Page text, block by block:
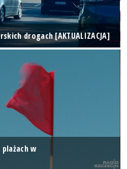
drogach [AKTUALIZACJA]
w